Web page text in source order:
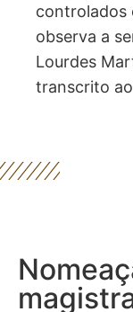
Nos anos
controlados
observa a
Lourdes